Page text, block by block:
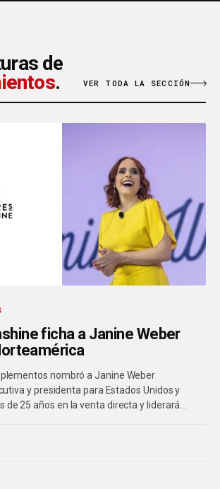
de
. VER TODA LA SECCIÓN
ficha a Janine Weber
nombró a Janine Weber
y presidenta para Estados Unidos y
de 25 años en la venta directa y liderará…